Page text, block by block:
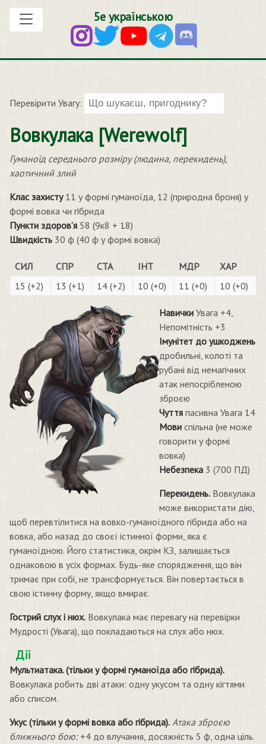
5е українською
Перевірити Увагу:
Вовкулака [Werewolf]
Гуманоїд середнього розміру (людина, перекидень),
хаотичний злий
Клас захисту11 у формі гуманоїда, 12 (природна броня) у
формі вовка чи гібрида
Пункти здоров’я 58 (9к8 + 18)
Швидкість 30 ф (40 ф у формі вовка)
СИЛ СПР СТА ІНТ МДР
ХАР
15 (+2)
13 (+1) 14 (+2) 10 (+0) 11 (+0) 10 (+0)
Навички Увага +4,
Непомітність +3
Імунітет до ушкоджень
дробильні, колоті та
рубані від немагічних
атак непосрібленою
зброєю
Чуття пасивна Увага 14
Мови спільна (не може
говорити у формі
вовка)
Небезпека 3 (700 ПД)
Перекидень. Вовкулака
може використати дію,
щоб перевтілитися на вовко-гуманоїдного гібрида або на
вовка, або назад до своєї істинної форми, яка є
гуманоїдною. Його статистика, окрім КЗ, залишається
однаковою в усіх формах. Будь-яке спорядження, що він
тримає при собі, не трансформується. Він повертається в
свою істинну форму, якщо вмирає.
Гострий слух і нюх. Вовкулака має перевагу на перевірки
Мудрості (Увага), що покладаються на слух або нюх.
Дії
Мультиатака. (тільки у формі гуманоїда або гібрида).
Вовкулака робить дві атаки: одну укусом та одну кігтями
або списом.
Укус (тільки у формі вовка або гібрида). Атака зброєю
ближнього бою:+4 до влучання, досяжність 5 ф, одна ціль.